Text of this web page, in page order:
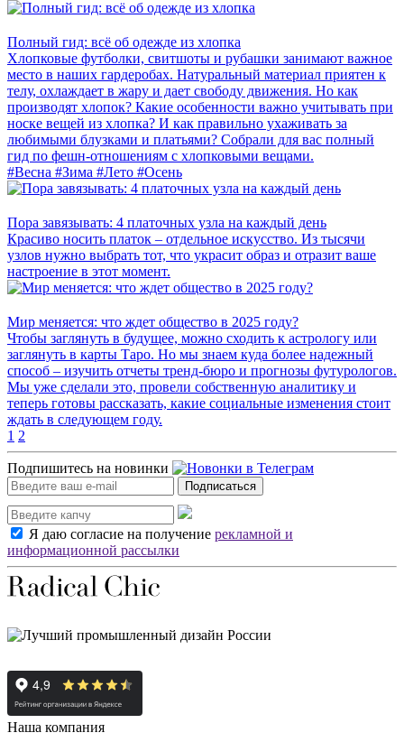
Полный гид: всё об одежде из хлопка
Хлопковые футболки, свитшоты и рубашки занимают важное
место в наших гардеробах. Натуральный материал приятен к
телу, охлаждает в жару и дает свободу движения. Но как
производят хлопок? Какие особенности важно учитывать при
носке вещей из хлопка? И как правильно ухаживать за
любимыми блузками и платьями? Собрали для вас полный
гид по фешн-отношениям с хлопковыми вещами.
#Весна #Зима #Лето #Осень
Пора завязывать: 4 платочных узла на каждый день
Красиво носить платок – отдельное искусство. Из тысячи
узлов нужно выбрать тот, что украсит образ и отразит ваше
настроение в этот момент.
Мир меняется: что ждет общество в 2025 году?
Чтобы заглянуть в будущее, можно сходить к астрологу или
заглянуть в карты Таро. Но мы знаем куда более надежный
способ – изучить отчеты тренд-бюро и прогнозы футурологов.
Мы уже сделали это, провели собственную аналитику и
теперь готовы рассказать, какие социальные изменения стоит
ждать в следующем году.
1 2
Подпишитесь на новинки
Подписаться
Я даю согласие на получение рекламной и
информационной рассылки
Наша компания